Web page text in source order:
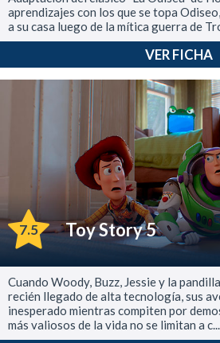
aprendizajes con los que se topa
a su casa luego de la mítica guerra de
VER FICHA
7.5 Toy Story 5
Cuando Woody, Buzz, Jessie y la
recién llegado de alta tecnología, sus
inesperado mientras compiten por
más valiosos de la vida no se limitan a c...